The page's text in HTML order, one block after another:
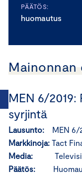
PÄÄTÖS:
huomautus
MEN 6/
syrjintä
Lausunto:
MEN 6/
Markkinoja: Tact
Media:
Päätös: